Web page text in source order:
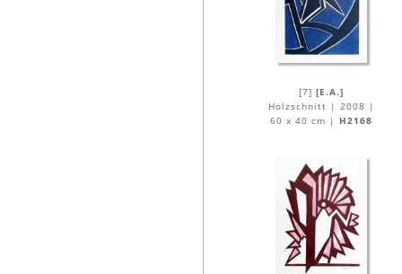
[7] [E.A.]
Holzschnitt | 2008 |
60 x 40 cm |
H2168